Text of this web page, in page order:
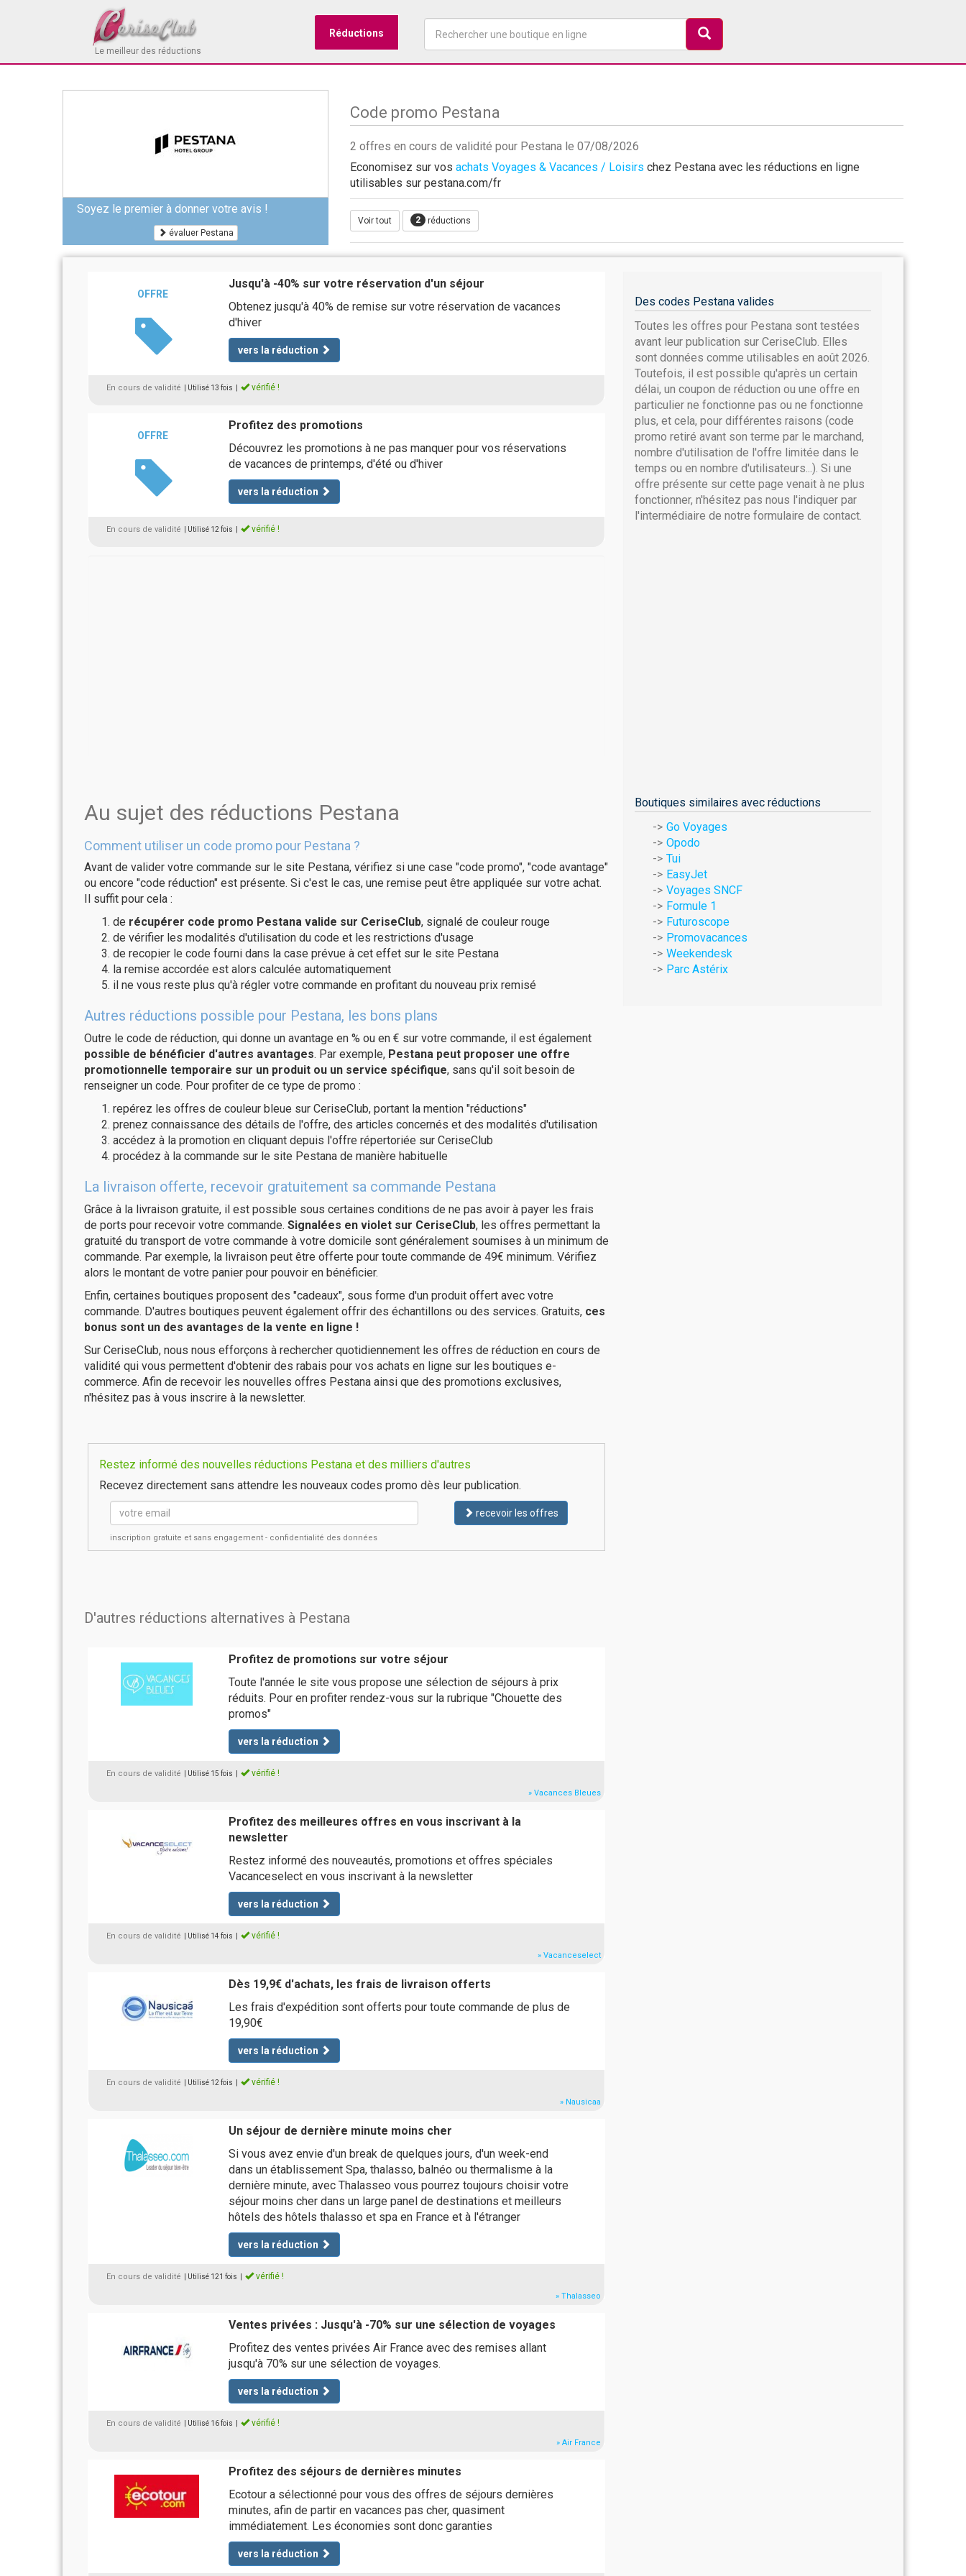
Le meilleur des réductions
Réductions
Soyez le premier à donner votre avis !
évaluer Pestana
Code promo Pestana
2 offres en cours de validité pour Pestana le 07/08/2026
Economisez sur vos achats Voyages & Vacances / Loisirs chez Pestana avec les réductions en ligne
utilisables sur pestana.com/fr
Voir tout 2 réductions
OFFRE
Jusqu'à -40% sur votre réservation d'un séjour
Obtenez jusqu'à 40% de remise sur votre réservation de vacances
d'hiver
vers la réduction
En cours de validité | Utilisé 13 fois vérifié !
OFFRE
Profitez des promotions
Découvrez les promotions à ne pas manquer pour vos réservations
de vacances de printemps, d'été ou d'hiver
vers la réduction
En cours de validité | Utilisé 12 fois vérifié !
Au sujet des réductions Pestana
Comment utiliser un code promo pour Pestana ?
Avant de valider votre commande sur le site Pestana, vérifiez si une case "code promo", "code avantage"
ou encore "code réduction" est présente. Si c'est le cas, une remise peut être appliquée sur votre achat.
Il suffit pour cela :
de récupérer code promo Pestana valide sur CeriseClub, signalé de couleur rouge
de vérifier les modalités d'utilisation du code et les restrictions d'usage
de recopier le code fourni dans la case prévue à cet effet sur le site Pestana
la remise accordée est alors calculée automatiquement
il ne vous reste plus qu'à régler votre commande en profitant du nouveau prix remisé
Autres réductions possible pour Pestana, les bons plans
Outre le code de réduction, qui donne un avantage en % ou en € sur votre commande, il est également
possible de bénéficier d'autres avantages. Par exemple, Pestana peut proposer une offre
promotionnelle temporaire sur un produit ou un service spécifique, sans qu'il soit besoin de
renseigner un code. Pour profiter de ce type de promo :
repérez les offres de couleur bleue sur CeriseClub, portant la mention "réductions"
prenez connaissance des détails de l'offre, des articles concernés et des modalités d'utilisation
accédez à la promotion en cliquant depuis l'offre répertoriée sur CeriseClub
procédez à la commande sur le site Pestana de manière habituelle
La livraison offerte, recevoir gratuitement sa commande Pestana
Grâce à la livraison gratuite, il est possible sous certaines conditions de ne pas avoir à payer les frais
de ports pour recevoir votre commande. Signalées en violet sur CeriseClub, les offres permettant la
gratuité du transport de votre commande à votre domicile sont généralement soumises à un minimum de
commande. Par exemple, la livraison peut être offerte pour toute commande de 49€ minimum. Vérifiez
alors le montant de votre panier pour pouvoir en bénéficier.
Enfin, certaines boutiques proposent des "cadeaux", sous forme d'un produit offert avec votre
commande. D'autres boutiques peuvent également offrir des échantillons ou des services. Gratuits, ces
bonus sont un des avantages de la vente en ligne !
Sur CeriseClub, nous nous efforçons à rechercher quotidiennement les offres de réduction en cours de
validité qui vous permettent d'obtenir des rabais pour vos achats en ligne sur les boutiques e-
commerce. Afin de recevoir les nouvelles offres Pestana ainsi que des promotions exclusives,
n'hésitez pas à vous inscrire à la newsletter.
Restez informé des nouvelles réductions Pestana et des milliers d'autres
Recevez directement sans attendre les nouveaux codes promo dès leur publication.
recevoir les offres
inscription gratuite et sans engagement - confidentialité des données
D'autres réductions alternatives à Pestana
Profitez de promotions sur votre séjour
Toute l'année le site vous propose une sélection de séjours à prix
réduits. Pour en profiter rendez-vous sur la rubrique "Chouette des
promos"
vers la réduction
En cours de validité | Utilisé 15 fois vérifié !
» Vacances Bleues
Profitez des meilleures offres en vous inscrivant à la
newsletter
Restez informé des nouveautés, promotions et offres spéciales
Vacanceselect en vous inscrivant à la newsletter
vers la réduction
En cours de validité | Utilisé 14 fois vérifié !
» Vacanceselect
Dès 19,9€ d'achats, les frais de livraison offerts
Les frais d'expédition sont offerts pour toute commande de plus de
19,90€
vers la réduction
En cours de validité | Utilisé 12 fois vérifié !
» Nausicaa
Un séjour de dernière minute moins cher
Si vous avez envie d'un break de quelques jours, d'un week-end
dans un établissement Spa, thalasso, balnéo ou thermalisme à la
dernière minute, avec Thalasseo vous pourrez toujours choisir votre
séjour moins cher dans un large panel de destinations et meilleurs
hôtels des hôtels thalasso et spa en France et à l'étranger
vers la réduction
En cours de validité | Utilisé 121 fois vérifié !
» Thalasseo
Ventes privées : Jusqu'à -70% sur une sélection de voyages
Profitez des ventes privées Air France avec des remises allant
jusqu'à 70% sur une sélection de voyages.
vers la réduction
En cours de validité | Utilisé 16 fois vérifié !
» Air France
Profitez des séjours de dernières minutes
Ecotour a sélectionné pour vous des offres de séjours dernières
minutes, afin de partir en vacances pas cher, quasiment
immédiatement. Les économies sont donc garanties
vers la réduction
Des codes Pestana valides
Toutes les offres pour Pestana sont testées
avant leur publication sur CeriseClub. Elles
sont données comme utilisables en août 2026.
Toutefois, il est possible qu'après un certain
délai, un coupon de réduction ou une offre en
particulier ne fonctionne pas ou ne fonctionne
plus, et cela, pour différentes raisons (code
promo retiré avant son terme par le marchand,
nombre d'utilisation de l'offre limitée dans le
temps ou en nombre d'utilisateurs...). Si une
offre présente sur cette page venait à ne plus
fonctionner, n'hésitez pas nous l'indiquer par
l'intermédiaire de notre formulaire de contact.
Boutiques similaires avec réductions
Go Voyages
Opodo
Tui
EasyJet
Voyages SNCF
Formule 1
Futuroscope
Promovacances
Weekendesk
Parc Astérix